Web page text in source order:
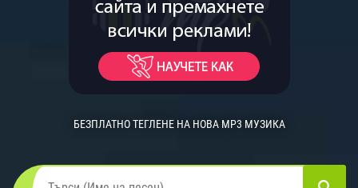
БЕЗПЛАТНО ТЕГЛЕНЕ НА НОВА MP3 МУЗИКА